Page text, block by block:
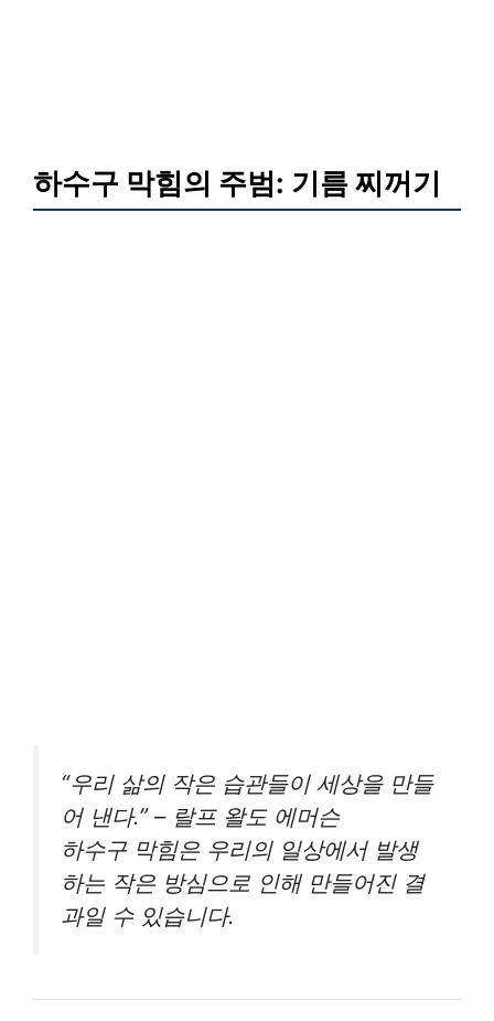
하수구 막힘의 주범: 기름 찌꺼기
“우리 삶의 작은 습관들이 세상을 만들
어 낸다.” – 랄프 왈도 에머슨
하수구 막힘은 우리의 일상에서 발생
하는 작은 방심으로 인해 만들어진 결
과일 수 있습니다.